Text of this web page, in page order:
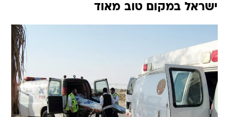
ישראל במקום טוב מאוד